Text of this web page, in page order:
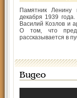
Памятник
декабря 1939
Василий Козлов и
О том, что
рассказывается в
Видео